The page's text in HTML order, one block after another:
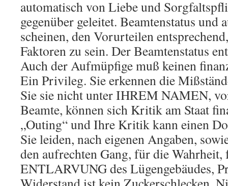
automatisch von Liebe und
gegenüber geleitet. Beamtenstatus und
scheinen, den Vorurteilen
Faktoren zu sein. Der Beamtenstatus
Auch der Aufmüpfige muß keinen
Ein Privileg. Sie erkennen die
Sie sie nicht unter IHREM NAMEN,
Beamte, können sich Kritik am Staat
„Outing“ und Ihre Kritik kann einen
Sie leiden, nach eigenen Angaben,
den aufrechten Gang, für die Wahrheit,
ENTLARVUNG des Lügengebäudes,